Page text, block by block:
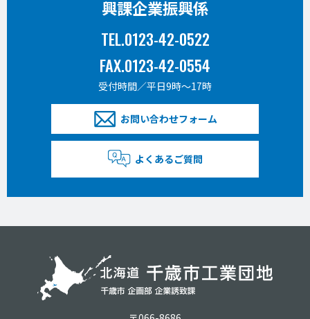
興課企業振興係
TEL.0123-42-0522
FAX.0123-42-0554
受付時間／平日9時〜17時
お問い合わせフォーム
よくあるご質問